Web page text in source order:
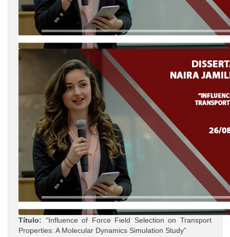
Título: “Influence of Force Field Selection on Transport
Properties: A Molecular Dynamics Simulation Study”